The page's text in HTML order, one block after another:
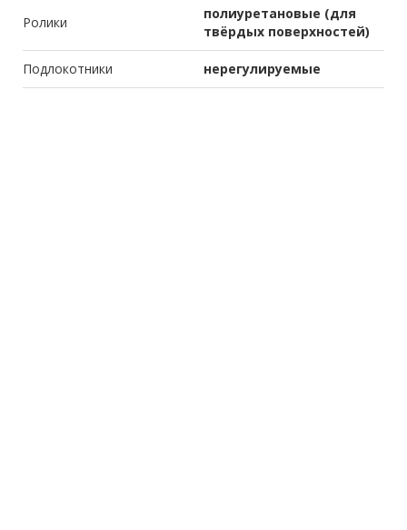
Ролики
полиуретановые (для
твёрдых поверхностей)
Подлокотники нерегулируемые